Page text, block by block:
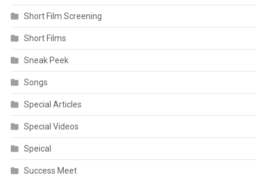
Short Film Screening
Short Films
Sneak Peek
Songs
Special Articles
Special Videos
Speical
Success Meet